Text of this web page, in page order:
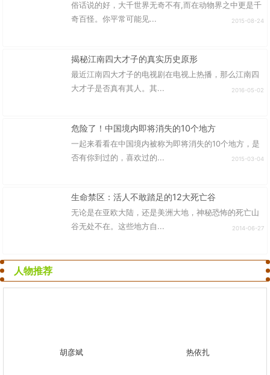
俗话说的好，大千世界无奇不有,而在动物界之中更是千
奇百怪。你平常可能见...
2015-08-24
揭秘江南四大才子的真实历史原形
最近江南四大才子的电视剧在电视上热播，那么江南四
大才子是否真有其人。其...
2016-05-02
危险了！中国境内即将消失的10个地方
一起来看看在中国境内被称为即将消失的10个地方，是
否有你到过的，喜欢过的...
2015-03-04
生命禁区：活人不敢踏足的12大死亡谷
无论是在亚欧大陆，还是美洲大地，神秘恐怖的死亡山
谷无处不在。这些地方自...
2014-06-27
人物推荐
胡彦斌 热依扎